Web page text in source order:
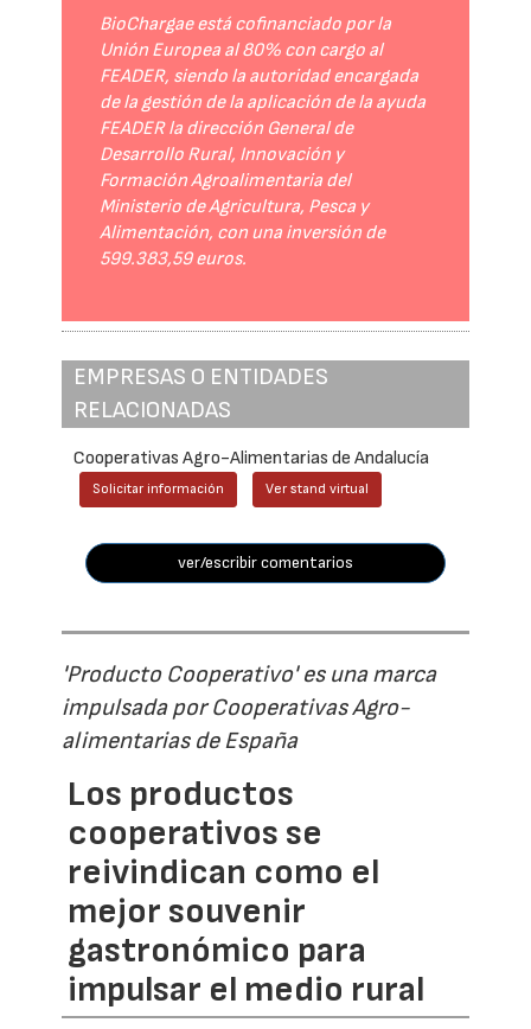
BioChargae está cofinanciado por la
Unión Europea al 80% con cargo al
FEADER, siendo la autoridad encargada
de la gestión de la aplicación de la ayuda
FEADER la dirección General de
Desarrollo Rural, Innovación y
Formación Agroalimentaria del
Ministerio de Agricultura, Pesca y
Alimentación, con una inversión de
599.383,59 euros.
EMPRESAS O ENTIDADES
RELACIONADAS
Cooperativas Agro-Alimentarias de Andalucía
Solicitar información Ver stand virtual
ver/escribir comentarios
'Producto Cooperativo' es una marca
impulsada por Cooperativas Agro-
alimentarias de España
Los productos
cooperativos se
reivindican como el
mejor souvenir
gastronómico para
impulsar el medio rural